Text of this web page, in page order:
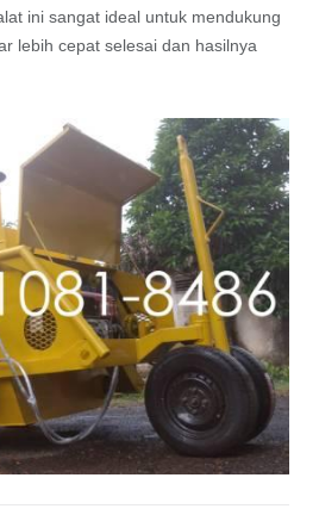
ini sangat ideal untuk mendukung
lebih cepat selesai dan hasilnya